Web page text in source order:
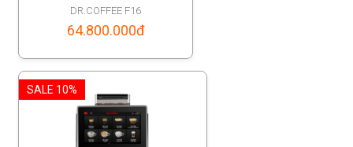
DR.COFFEE F16
64.800.000đ
SALE 10%